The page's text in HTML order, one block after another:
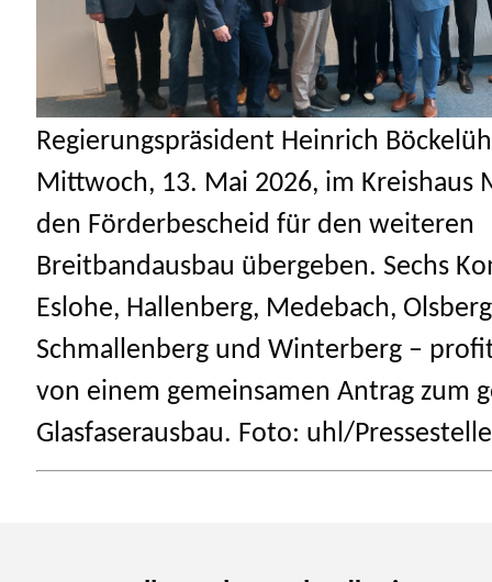
Regierungspräsident Heinrich
Mittwoch, 13. Mai 2026, im Kreishaus
den Förderbescheid für den weiteren
Breitbandausbau übergeben. Sechs
Eslohe, Hallenberg, Medebach,
Schmallenberg und Winterberg –
von einem gemeinsamen Antrag zum
Glasfaserausbau. Foto: uhl/Pressestelle